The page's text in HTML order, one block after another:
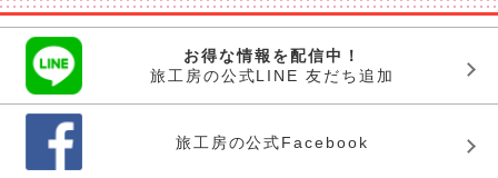
お得な情報を配信中！
旅工房の公式LINE 友だち追加
旅工房の公式Facebook